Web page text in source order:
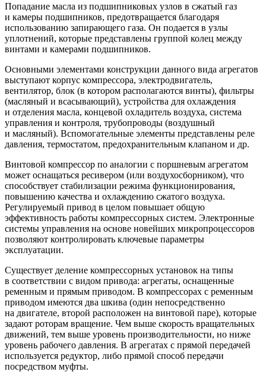
Попадание масла из подшипниковых узлов в сжатый газ
и камеры подшипников, предотвращается благодаря
использованию запирающего газа. Он подается в узлы
уплотнений, которые представлены группой колец между
винтами и камерами подшипников.
Основными элементами конструкции данного вида агрегатов
выступают корпус компрессора, электродвигатель,
вентилятор, блок (в котором располагаются винты), фильтры
(масляный и всасывающий), устройства для охлаждения
и отделения масла, концевой охладитель воздуха, система
управления и контроля, трубопроводы (воздушный
и масляный). Вспомогательные элементы представлены реле
давления, термостатом, предохранительным клапаном и др.
Винтовой компрессор по аналогии с поршневым агрегатом
может оснащаться ресивером (или воздухосборником), что
способствует стабилизации режима функционирования,
повышению качества и охлаждению сжатого воздуха.
Регулируемый привод в целом повышает общую
эффективность работы компрессорных систем. Электронные
системы управления на основе новейших микропроцессоров
позволяют контролировать ключевые параметры
эксплуатации.
Существует деление компрессорных установок на типы
в соответствии с видом привода: агрегаты, оснащенные
ременным и прямым приводом. В компрессорах с ременным
приводом имеются два шкива (один непосредственно
на двигателе, второй расположен на винтовой паре), которые
задают роторам вращение. Чем выше скорость вращательных
движений, тем выше уровень производительности, но ниже
уровень рабочего давления. В агрегатах с прямой передачей
используется редуктор, либо прямой способ передачи
посредством муфты.